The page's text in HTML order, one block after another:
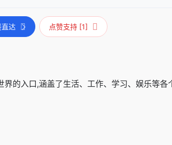
达 点赞支持 [1]
的入口,涵盖了生活、工作、学习、娱乐等